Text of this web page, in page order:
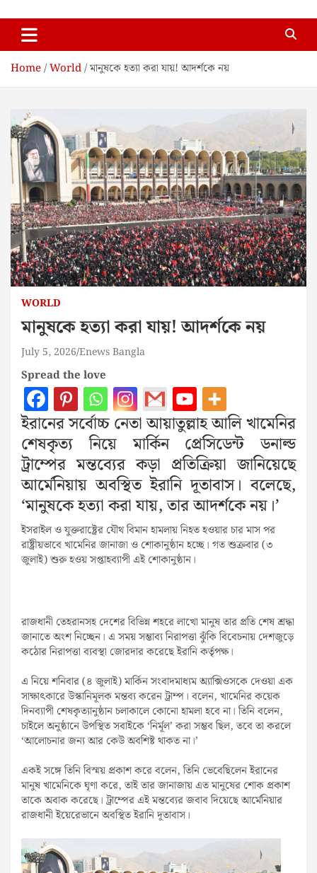
to
content
Enews Bangla
Home World মানুষকে হত্যা করা যায়! আদর্শকে নয়
WORLD
মানুষকে হত্যা করা যায়! আদর্শকে নয়
July 5, 2026 Enews Bangla
Spread the love
ইরানের সর্বোচ্চ নেতা আয়াতুল্লাহ আলি খামেনির
শেষকৃত্য নিয়ে মার্কিন প্রেসিডেন্ট ডনাল্ড
ট্রাম্পের মন্তব্যের কড়া প্রতিক্রিয়া জানিয়েছে
আর্মেনিয়ায় অবস্থিত ইরানি দূতাবাস। বলেছে,
‘মানুষকে হত্যা করা যায়, তার আদর্শকে নয়।’
ইসরাইল ও যুক্তরাষ্ট্রের যৌথ বিমান হামলায় নিহত হওয়ার চার মাস পর
রাষ্ট্রীয়ভাবে খামেনির জানাজা ও শোকানুষ্ঠান হচ্ছে। গত শুক্রবার (৩
জুলাই) শুরু হওয় সপ্তাহব্যাপী এই শোকানুষ্ঠান।
রাজধানী তেহরানসহ দেশের বিভিন্ন শহরে লাখো মানুষ তার প্রতি শেষ শ্রদ্ধা
জানাতে অংশ নিচ্ছেন। এ সময় সম্ভাব্য নিরাপত্তা ঝুঁকি বিবেচনায় দেশজুড়ে
কঠোর নিরাপত্তা ব্যবস্থা জোরদার করেছে ইরানি কর্তৃপক্ষ।
এ নিয়ে শনিবার (৪ জুলাই) মার্কিন সংবাদমাধ্যম অ্যাক্সিওসকে দেওয়া এক
সাক্ষাৎকারে উস্কানিমূলক মন্তব্য করেন ট্রাম্প। বলেন, খামেনির কয়েক
দিনব্যাপী শেষকৃত্যানুষ্ঠান চলাকালে কোনো হামলা হবে না। তিনি বলেন,
চাইলে অনুষ্ঠানে উপস্থিত সবাইকে ‘নির্মূল’ করা সম্ভব ছিল, তবে তা করলে
‘আলোচনার জন্য আর কেউ অবশিষ্ট থাকত না।’
একই সঙ্গে তিনি বিস্ময় প্রকাশ করে বলেন, তিনি ভেবেছিলেন ইরানের
মানুষ খামেনিকে ঘৃণা করে, তাই তার জানাজায় এত মানুষের শোক প্রকাশ
তাকে অবাক করেছে। ট্রাম্পের এই মন্তব্যের জবাব দিয়েছে আর্মেনিয়ার
রাজধানী ইয়েরেভানে অবস্থিত ইরানি দূতাবাস।